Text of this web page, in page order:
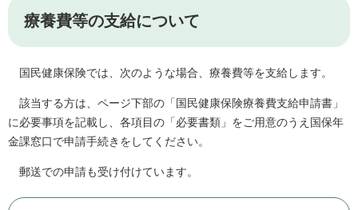
療養費等の支給について
国民健康保険では、次のような場合、療養費等を支給します。
該当する方は、ページ下部の「国民健康保険療養費支給申請書」
に必要事項を記載し、各項目の「必要書類」をご用意のうえ国保年
金課窓口で申請手続きをしてください。
郵送での申請も受け付けています。